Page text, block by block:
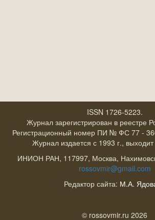
ISSN 1726-5223.
Журнал зарегистрирован в реестре
Регистрационный номер ПИ № ФС 77 -
Журнал издается с 1993 г., выходит
ИНИОН РАН, 117997, Москва,
rossovmir@gmail.com
Редактор сайта: М.А.
© rossovmir.ru 2026